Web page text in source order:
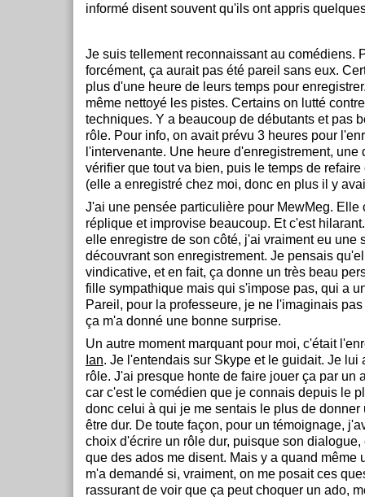
informé disent souvent qu'ils ont appris
Je suis tellement reconnaissant au comédiens.
forcément, ça aurait pas été pareil sans eux.
plus d'une heure de leurs temps pour
même nettoyé les pistes. Certains on lutté
techniques. Y a beaucoup de débutants et pas
rôle. Pour info, on avait prévu 3 heures pour
l'intervenante. Une heure d'enregistrement, une
vérifier que tout va bien, puis le temps de
(elle a enregistré chez moi, donc en plus il y
J'ai une pensée particulière pour MewMeg. Elle
réplique et improvise beaucoup. Et c'est
elle enregistre de son côté, j'ai vraiment eu une
découvrant son enregistrement. Je pensais
vindicative, et en fait, ça donne un très beau
fille sympathique mais qui s'impose pas, qui a
Pareil, pour la professeure, je ne l'imaginais
ça m'a donné une bonne surprise.
Un autre moment marquant pour moi, c'était
Ian. Je l'entendais sur Skype et le guidait. Je lui
rôle. J'ai presque honte de faire jouer ça par un
car c'est le comédien que je connais depuis le
donc celui à qui je me sentais le plus de donner
être dur. De toute façon, pour un témoignage,
choix d'écrire un rôle dur, puisque son dialogue,
que des ados me disent. Mais y a quand même
m'a demandé si, vraiment, on me posait ces
rassurant de voir que ça peut choquer un ado,